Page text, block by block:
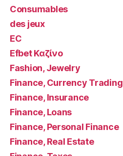
Consumables
des jeux
EC
Efbet Καζίνο
Fashion, Jewelry
Finance, Currency Trading
Finance, Insurance
Finance, Loans
Finance, Personal Finance
Finance, Real Estate